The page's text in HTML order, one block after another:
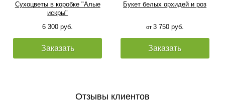
Сухоцветы в коробке "Алые
искры"
6 300 руб.
Заказать
Букет белых орхидей и роз
от 3 750 руб.
Заказать
Отзывы клиентов